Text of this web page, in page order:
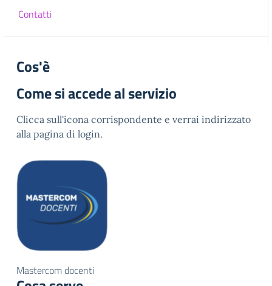
Contatti
Cos'è
Come si accede al servizio
Clicca sull'icona corrispondente e verrai indirizzato
alla pagina di login.
Mastercom docenti